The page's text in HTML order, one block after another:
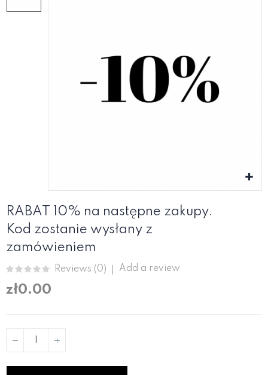
RABAT 10% na następne zakupy.
Kod zostanie wysłany z
zamówieniem
Reviews (0) Add a review
zł0.00